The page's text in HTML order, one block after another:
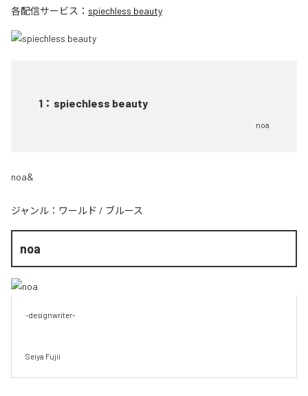
各配信サービス： spiechless beauty
1 ： spiechless beauty
noa
noa&
ジャンル： ワールド / ブルース
noa
-designwriter-
Seiya Fujii